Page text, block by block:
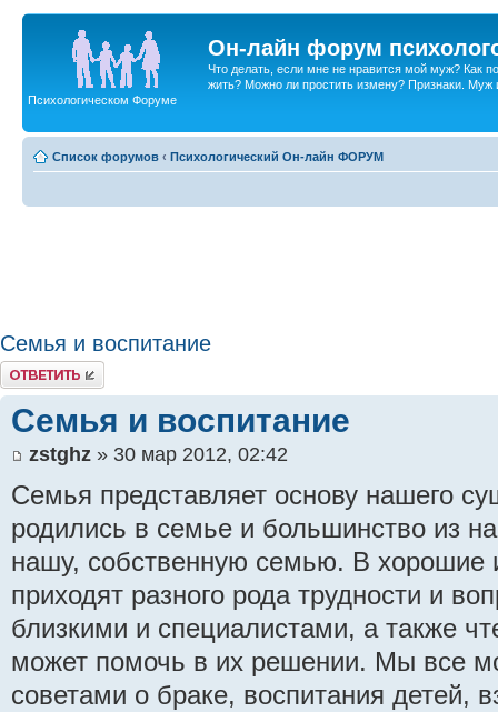
Он-лайн форум
Что делать, если мне не нравится мой муж? Как
жить? Можно ли простить измену? Признаки. Муж
Психологическом Форуме
Список форумов ‹ Психологический Он-лайн ФОРУМ
Семья и воспитание
Ответить
Семья и воспитание
zstghz » 30 мар 2012, 02:42
Семья представляет основу нашего
родились в семье и большинство из
нашу, собственную семью. В хорошие
приходят разного рода трудности и
близкими и специалистами, а также
может помочь в их решении. Мы все
советами о браке, воспитания детей,